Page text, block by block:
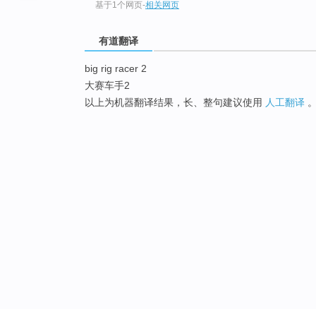
基于1个网页-相关网页
有道翻译
big rig racer 2
大赛车手2
以上为机器翻译结果，长、整句建议使用 人工翻译